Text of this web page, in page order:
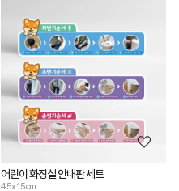
어린이 화장실 안내판 세트
45x15cm